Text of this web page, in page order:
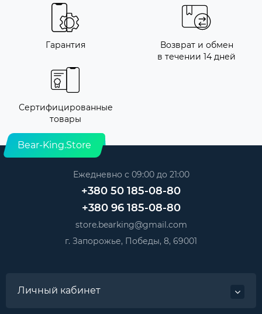
Гарантия
Возврат и обмен
в течении 14 дней
Сертифицированные
товары
Bear-King.Store
Ежедневно с 09:00 до 21:00
+380 50 185-08-80
+380 96 185-08-80
store.bearking@gmail.com
г. Запорожье, Победы, 8, 69001
Личный кабинет